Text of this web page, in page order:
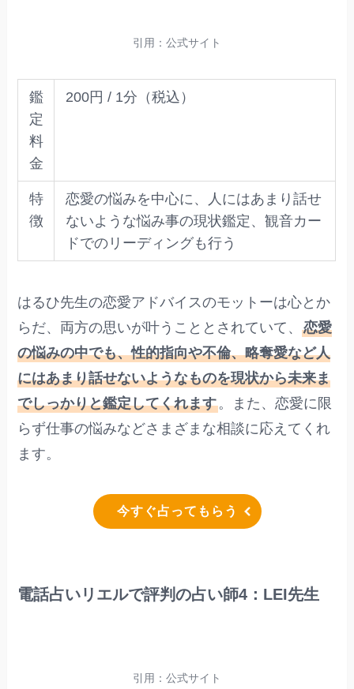
引用：公式サイト
鑑
定
料
金
200円 / 1分（税込）
特
徴
恋愛の悩みを中心に、人にはあまり話せ
ないような悩み事の現状鑑定、観音カー
ドでのリーディングも行う
はるひ先生の恋愛アドバイスのモットーは心とか
らだ、両方の思いが叶うこととされていて、恋愛
の悩みの中でも、性的指向や不倫、略奪愛など人
にはあまり話せないようなものを現状から未来ま
でしっかりと鑑定してくれます。また、恋愛に限
らず仕事の悩みなどさまざまな相談に応えてくれ
ます。
今すぐ占ってもらう
電話占いリエルで評判の占い師4：LEI先生
引用：公式サイト